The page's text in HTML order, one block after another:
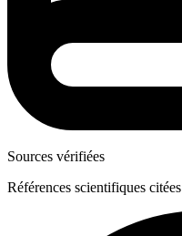
Sources vérifiées
Références scientifiques citées